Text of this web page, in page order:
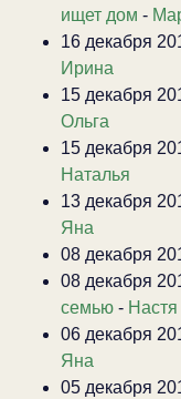
ищет дом -
16 декабря
Ирина
15 декабря
Ольга
15 декабря
Наталья
13 декабря
Яна
08 декабря
08 декабря
семью - Настя
06 декабря
Яна
05 декабря